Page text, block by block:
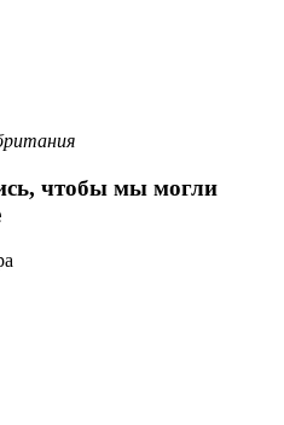
чтобы мы могли